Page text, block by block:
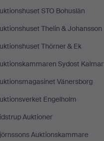
STO Bohuslän
Thelin & Johansson
Thörner & Ek
Sydost Kalmar
Vänersborg
Engelholm
Auktioner
Auktionskammare